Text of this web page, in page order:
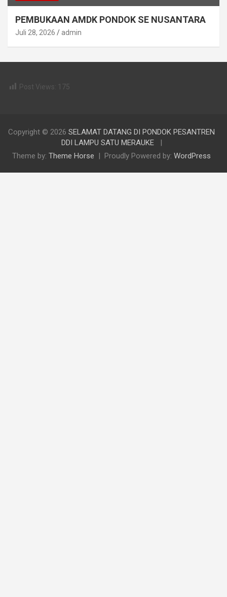
PEMBUKAAN AMDK PONDOK SE NUSANTARA
Juli 28, 2026 admin
Post Views: 175
Copyright © 2026 SELAMAT DATANG DI PONDOK PESANTREN
DDI LAMPU SATU MERAUKE
Theme by: Theme Horse Proudly Powered by: WordPress